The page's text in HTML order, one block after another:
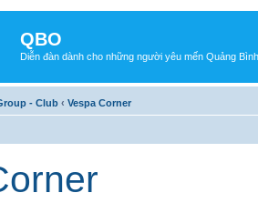
QBO
Diễn đàn dành cho những người yêu mến Quảng Bình
- Club ‹ Vespa Corner